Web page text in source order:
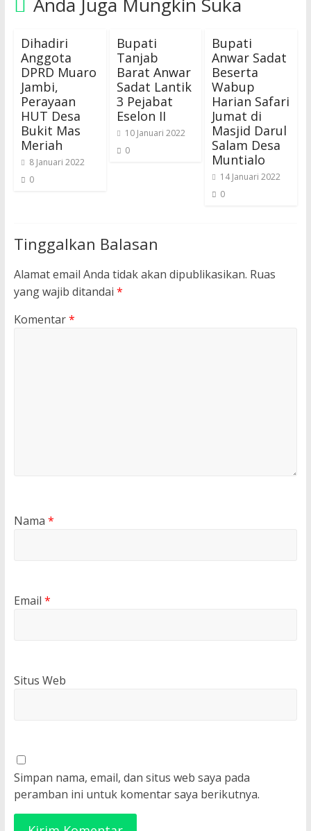
Anda Juga Mungkin Suka
Dihadiri
Anggota
DPRD Muaro
Jambi,
Perayaan
HUT Desa
Bukit Mas
Meriah
8 Januari 2022
0
Bupati
Tanjab
Barat Anwar
Sadat Lantik
3 Pejabat
Eselon II
10 Januari 2022
0
Bupati
Anwar Sadat
Beserta
Wabup
Harian Safari
Jumat di
Masjid Darul
Salam Desa
Muntialo
14 Januari 2022
0
Tinggalkan Balasan
Alamat email Anda tidak akan dipublikasikan. Ruas
yang wajib ditandai *
Komentar*
Nama *
Email *
Situs Web
Simpan nama, email, dan situs web saya pada
peramban ini untuk komentar saya berikutnya.